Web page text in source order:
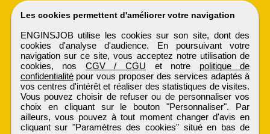
Les cookies permettent d'améliorer votre navigation
ENGINSJOB utilise les cookies sur son site, dont des
cookies d'analyse d'audience. En poursuivant votre
navigation sur ce site, vous acceptez notre utilisation de
cookies, nos CGV / CGU et notre politique de
confidentialitépour vous proposer des services adaptés à
vos centres d'intérêt et réaliser des statistiques de visites.
Vous pouvez choisir de refuser ou de personnaliser vos
choix en cliquant sur le bouton "Personnaliser". Par
ailleurs, vous pouvez à tout moment changer d'avis en
cliquant sur "Paramètres des cookies" situé en bas de